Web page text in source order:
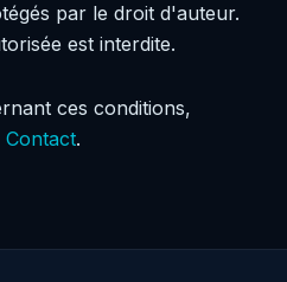
par le droit d'auteur.
est interdite.
ces conditions,
Contact.